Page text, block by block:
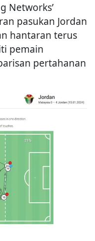
Networks’
pasukan Jordan
hantaran terus
pemain
pertahanan